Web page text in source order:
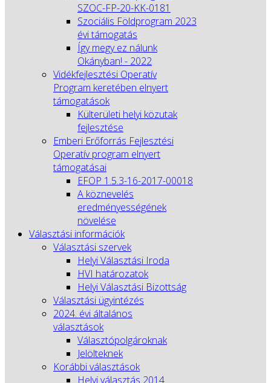
SZOC-FP-20-KK-0181
Szociális Földprogram 2023
évi támogatás
Így megy ez nálunk
Okányban! - 2022
Vidékfejlesztési Operatív
Program keretében elnyert
támogatások
Külterületi helyi közutak
fejlesztése
Emberi Erőforrás Fejlesztési
Operatív program elnyert
támogatásai
EFOP 1.5.3-16-2017-00018
A köznevelés
eredményességének
növelése
Választási információk
Választási szervek
Helyi Választási Iroda
HVI határozatok
Helyi Választási Bizottság
Választási ügyintézés
2024. évi általános
választások
Választópolgároknak
Jelölteknek
Korábbi választások
Helyi választás 2014